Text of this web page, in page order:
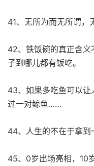
41、无所为而无所谓，
42、铁饭碗的真正含义
子到哪儿都有饭吃。
43、如果多吃鱼可以
过一对鲸鱼……
44、人生的不在于拿到
45、0岁出场亮相，10